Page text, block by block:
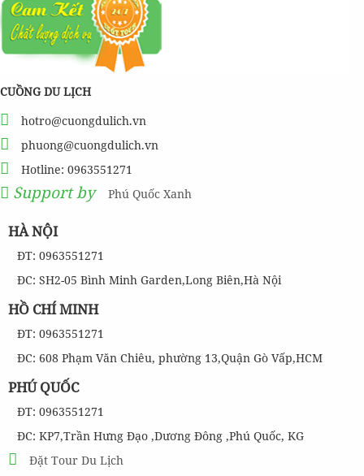
CUỒNG DU LỊCH
hotro@cuongdulich.vn
phuong@cuongdulich.vn
Hotline: 0963551271
Support by Phú Quốc Xanh
HÀ NỘI
ĐT: 0963551271
ĐC: SH2-05 Bình Minh Garden,Long Biên,Hà Nội
HỒ CHÍ MINH
ĐT: 0963551271
ĐC: 608 Phạm Văn Chiêu, phường 13,Quận Gò Vấp,HCM
PHÚ QUỐC
ĐT: 0963551271
ĐC: KP7,Trần Hưng Đạo ,Dương Đông ,Phú Quốc, KG
Đặt Tour Du Lịch